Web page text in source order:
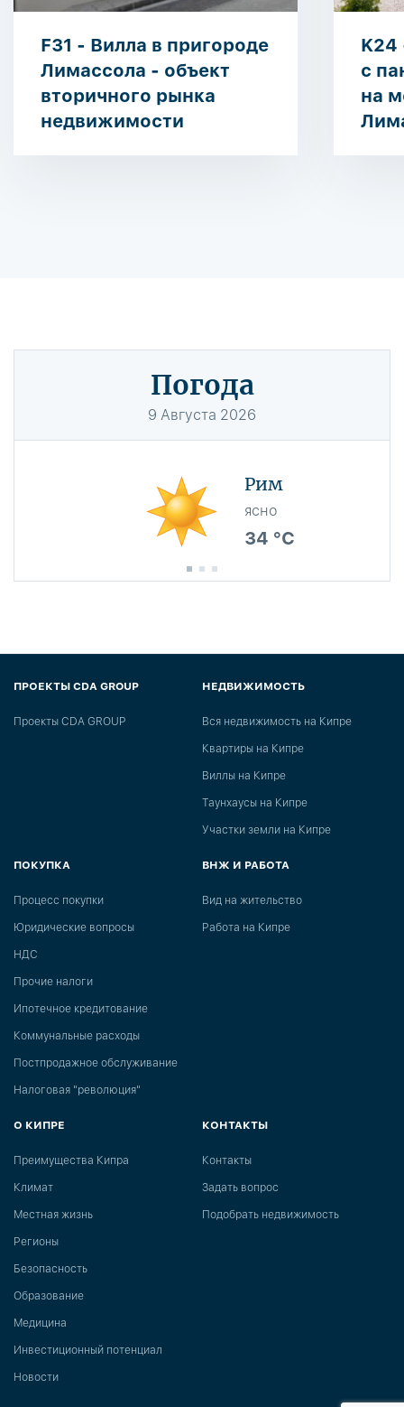
F31 - Вилла в пригороде
Лимассола - объект
вторичного рынка
недвижимости
K24
с
на
Погода
9 Августа 2026
Рим
ясно
34 °C
ПРОЕКТЫ CDA GROUP
Проекты CDA GROUP
НЕДВИЖИМОСТЬ
Вся недвижимость на Кипре
Квартиры на Кипре
Виллы на Кипре
Таунхаусы на Кипре
Участки земли на Кипре
ПОКУПКА
Процесс покупки
Юридические вопросы
НДС
Прочие налоги
Ипотечное кредитование
Коммунальные расходы
Постпродажное обслуживание
Налоговая "революция"
ВНЖ И РАБОТА
Вид на жительство
Работа на Кипре
О КИПРЕ
Преимущества Кипра
Климат
Местная жизнь
Регионы
Безопасность
Образование
Медицина
Инвестиционный потенциал
Новости
КОНТАКТЫ
Контакты
Задать вопрос
Подобрать недвижимость